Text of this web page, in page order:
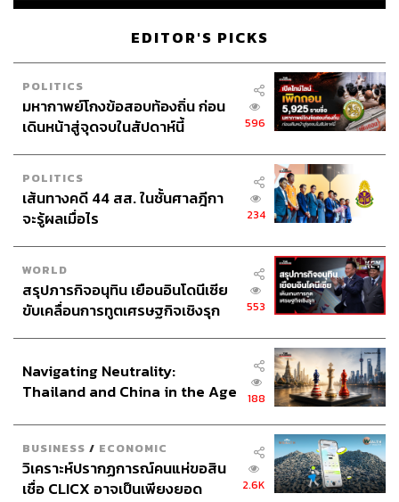
EDITOR'S PICKS
POLITICS
มหากาพย์โกงข้อสอบท้องถิ่น ก่อน
เดินหน้าสู่จุดจบในสัปดาห์นี้
596
POLITICS
เส้นทางคดี 44 สส. ในชั้นศาลฎีกา
จะรู้ผลเมื่อไร
234
WORLD
สรุปภารกิจอนุทิน เยือนอินโดนีเซีย
ขับเคลื่อนการทูตเศรษฐกิจเชิงรุก
553
Navigating Neutrality:
Thailand and China in the Age
188
BUSINESS / ECONOMIC
วิเคราะห์ปรากฏการณ์คนแห่ขอสิน
เชื่อ CLICX อาจเป็นเพียงยอด
2.6K